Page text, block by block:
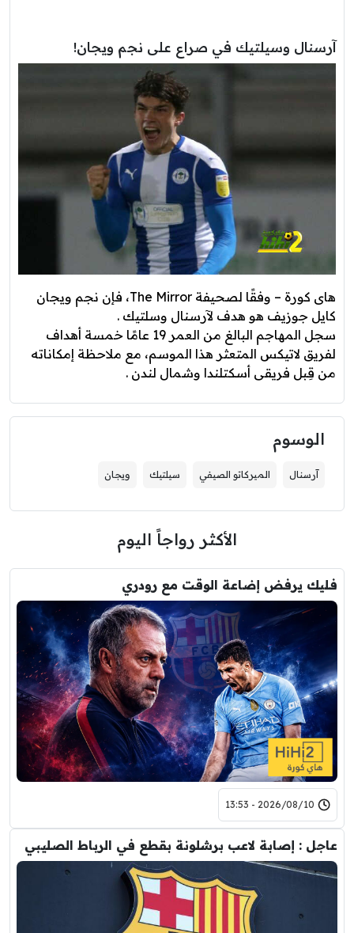
آرسنال وسيلتيك في صراع على نجم ويجان!
هاى كورة – وفقًا لصحيفة The Mirror، فإن نجم ويجان
كايل جوزيف هو هدف لآرسنال وسلتيك .
سجل المهاجم البالغ من العمر 19 عامًا خمسة أهداف
لفريق لاتيكس المتعثر هذا الموسم، مع ملاحظة إمكاناته
من قِبل فريقى أسكتلندا وشمال لندن .
الوسوم
آرسنال الميركاتو الصيفي سيلتيك ويجان
الأكثر رواجاً اليوم
فليك يرفض إضاعة الوقت مع رودري
2026/08/10 - 13:53
عاجل : إصابة لاعب برشلونة بقطع في الرباط الصليبي